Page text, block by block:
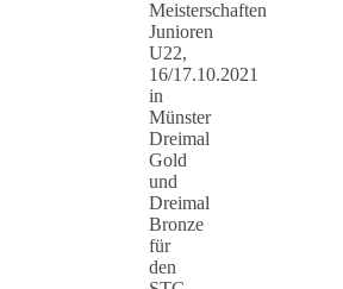
Meisterschaften
Junioren
U22,
16/17.10.2021
in
Münster
Dreimal
Gold
und
Dreimal
Bronze
für
den